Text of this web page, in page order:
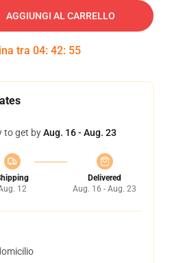
AGGIUNGI AL CARRELLO
tra 04: 42: 53
to get byAug. 16 - Aug. 23
12
Delivered
Aug. 16 - Aug. 23